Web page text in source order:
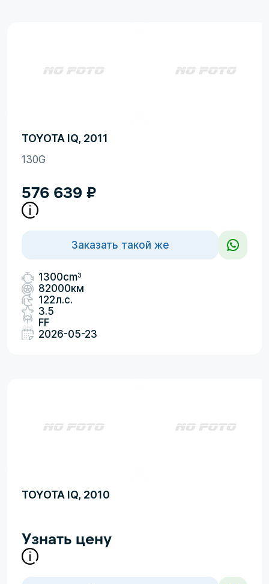
TOYOTA IQ, 2011
130G
576 639 ₽
Заказать такой же
1300cm3
82000км
122л.с.
3.5
FF
2026-05-23
TOYOTA IQ, 2010
Узнать цену